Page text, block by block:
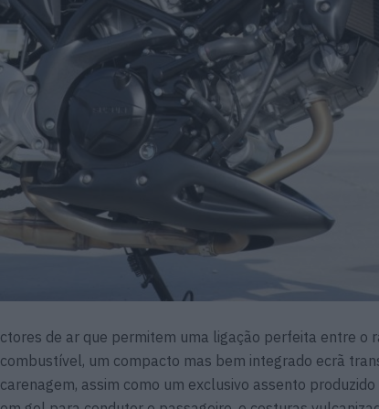
ctores de ar que permitem uma ligação perfeita entre o
combustível, um compacto mas bem integrado ecrã
carenagem, assim como um exclusivo assento